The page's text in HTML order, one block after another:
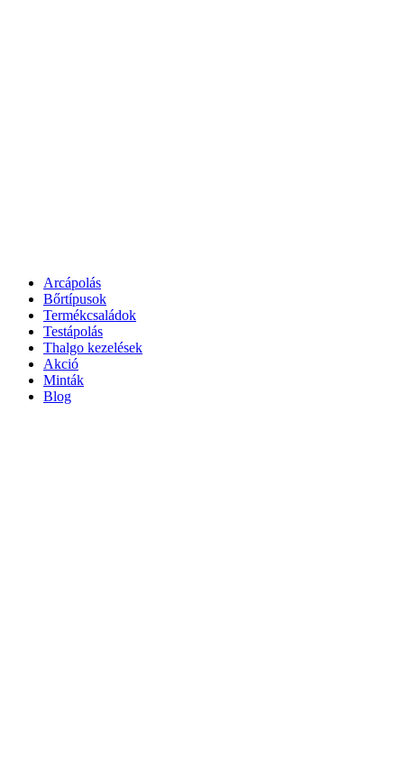
Arcápolás
Bőrtípusok
Termékcsaládok
Testápolás
Thalgo kezelések
Akció
Minták
Blog